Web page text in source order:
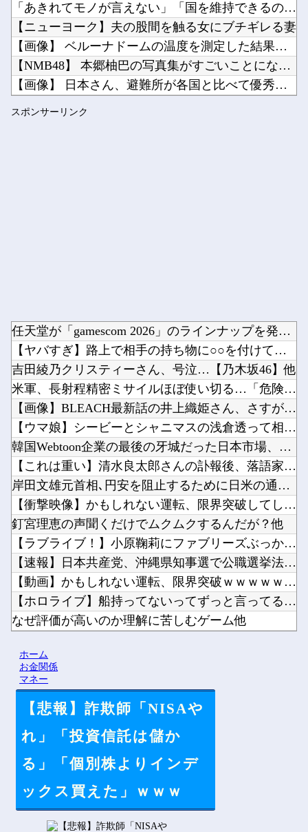
「あきれてモノが言えない」「国を維持できるの？」外国人の永住...
【ニューヨーク】夫の股間を触る女にブチギレる妻
【画像】 ベルーナドームの温度を測定した結果ｗｗｗ
【NMB48】 本郷柚巴の写真集がすごいことになってる
【画像】 日本さん、避難所が各国と比べて優秀過ぎると話題に
スポンサーリンク
任天堂が「gamescom 2026」のラインナップを発表！...
【ヤバすぎ】路上で相手の持ち物に○○を付けて荒稼ぎした凶悪犯...
吉田綾乃クリスティーさん、号泣…【乃木坂46】他
米軍、長射程精密ミサイルほぼ使い切る…「危険な水準まで減少」...
【画像】BLEACH最新話の井上織姫さん、さすがに胸がデカす...
【ウマ娘】シービーとシャニマスの浅倉透って相性良さそう他
韓国Webtoon企業の最後の牙城だった日本市場、韓国の自慢...
【これは重い】清水良太郎さんの訃報後、落語家が過去の“いじめ...
岸田文雄元首相､円安を阻止するために日米の通貨当局が実施した...
【衝撃映像】かもしれない運転、限界突破してしまう・・・他
釘宮理恵の声聞くだけでムクムクするんだが？他
【ラブライブ！】小原鞠莉にファブリーズぶっかけられたい【Aq...
【速報】日本共産党、沖縄県知事選で公職選挙法違反！！！ 11...
【動画】かもしれない運転、限界突破ｗｗｗｗｗｗｗｗｗ他
【ホロライブ】船持ってないってずっと言ってるのに何故かみんな...
なぜ評価が高いのか理解に苦しむゲーム他
ホーム
お金関係
マネー
【悲報】詐欺師「NISAや
れ」「投資信託は儲か
る」「個別株よりインデ
ックス買えた」ｗｗｗ